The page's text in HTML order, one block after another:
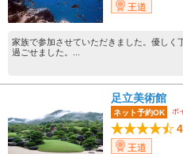
王道
家族で参加させていただきました。優しく
過ごせました。...
足立美術館
ネット予約OK ポ
王道